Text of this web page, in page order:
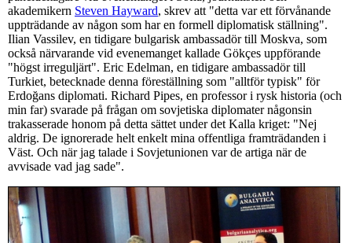
akademikern Steven Hayward, skrev att "detta var ett förvånande
uppträdande av någon som har en formell diplomatisk ställning".
Ilian Vassilev, en tidigare bulgarisk ambassadör till Moskva, som
också närvarande vid evenemanget kallade Gökçes uppförande
"högst irreguljärt". Eric Edelman, en tidigare ambassadör till
Turkiet, betecknade denna föreställning som "alltför typisk" för
Erdoğans diplomati. Richard Pipes, en professor i rysk historia (och
min far) svarade på frågan om sovjetiska diplomater någonsin
trakasserade honom på detta sättet under det Kalla kriget: "Nej
aldrig. De ignorerade helt enkelt mina offentliga framträdanden i
Väst. Och när jag talade i Sovjetunionen var de artiga när de
avvisade vad jag sade".